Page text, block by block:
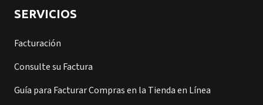
SERVICIOS
Facturación
Consulte su Factura
Guía para Facturar Compras en la Tienda en Línea